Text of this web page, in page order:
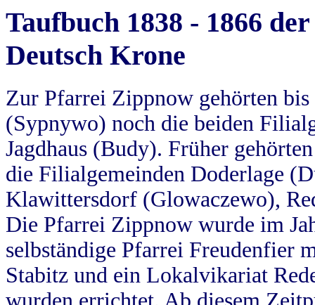
Taufbuch 1838 - 1866
Deutsch Krone
Zur Pfarrei Zippnow gehörten
(Sypnywo) noch die beiden
Jagdhaus (Budy). Früher
die Filialgemeinden Doderlage
Klawittersdorf (Glowaczewo),
Die Pfarrei Zippnow wurde im
selbständige Pfarrei Freudenfier
Stabitz und ein Lokalvikariat